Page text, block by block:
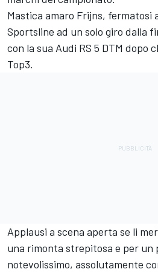
Mastica amaro Frijns, fermatosi
Sportsline ad un solo giro dalla
con la sua Audi RS 5 DTM dopo
Top3.
Applausi a scena aperta se li
una rimonta strepitosa e per un
notevolissimo, assolutamente